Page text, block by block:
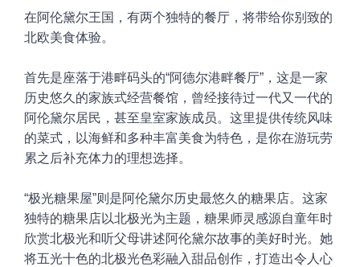
在阿伦黛尔王国，有两个独特的餐厅，将带给你别致的
北欧美食体验。
首先是座落于港畔码头的“阿德尔港畔餐厅”，这是一家
历史悠久的家族式经营餐馆，曾经接待过一代又一代的
阿伦黛尔居民，甚至皇室家族成员。这里提供传统风味
的菜式，以海鲜和多种丰富美食为特色，是你在游玩劳
累之后补充体力的理想选择。
“极光糖果屋”则是阿伦黛尔历史最悠久的糖果店。这家
独特的糖果店以北极光为主题，糖果师灵感源自童年时
欣赏北极光和听父母讲述阿伦黛尔故事的美好时光。她
将五光十色的北极光色彩融入甜品创作，打造出令人心